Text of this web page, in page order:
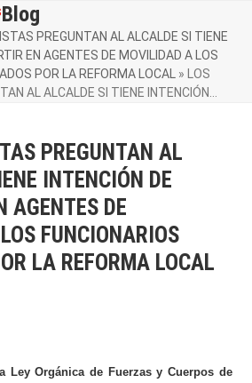
Blog
PREGUNTAN AL ALCALDE SI TIENE
EN AGENTES DE MOVILIDAD A LOS
POR LA REFORMA LOCAL
»
LOS
AL ALCALDE SI TIENE INTENCIÓN…
PREGUNTAN AL
INTENCIÓN DE
AGENTES DE
FUNCIONARIOS
LA REFORMA LOCAL
Ley Orgánica de Fuerzas y Cuerpos de